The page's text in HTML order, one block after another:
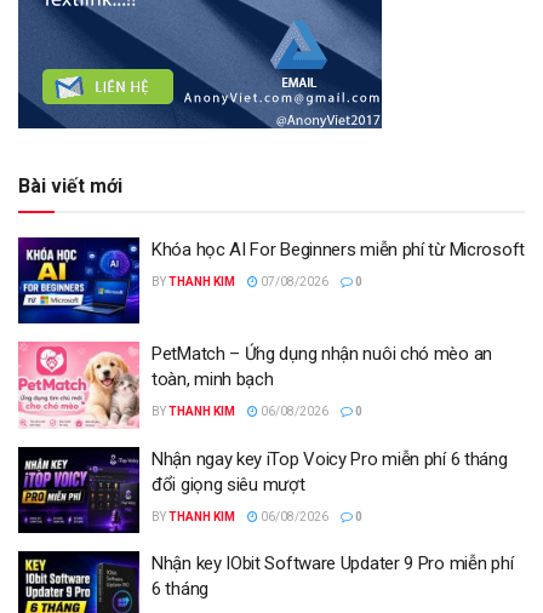
Bài viết mới
Khóa học AI For Beginners miễn phí từ Microsoft
BYTHANH KIM 07/08/2026 0
PetMatch – Ứng dụng nhận nuôi chó mèo an
toàn, minh bạch
BYTHANH KIM 06/08/2026 0
Nhận ngay key iTop Voicy Pro miễn phí 6 tháng
đổi giọng siêu mượt
BYTHANH KIM 06/08/2026 0
Nhận key IObit Software Updater 9 Pro miễn phí
6 tháng